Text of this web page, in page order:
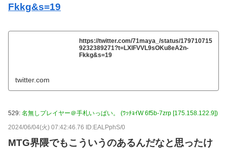
Fkkg&s=19
https://twitter.com/71maya_/status/179710715
9232389271?t=LXlFVVL9sOKu8eA2n-
Fkkg&s=19
twitter.com
529: 名無しプレイヤー＠手札いっぱい。 (ﾜｯﾁｮｲW 6f5b-7zrp [175.158.122.9])
2024/06/04(火) 07:42:46.76 ID:EALPphS/0
MTG界隈でもこういうのあるんだなと思ったけ